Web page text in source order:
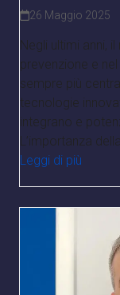
26 Maggio 2025
Negli ultimi anni,
prevenzione e
sempre più
tecnologie
integrano e
L’importanza
Leggi di più